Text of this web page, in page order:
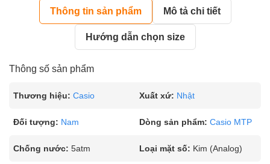
Thông tin sản phẩm Mô tả chi tiết
Hướng dẫn chọn size
Thông số sản phẩm
Thương hiệu: Casio Xuất xứ: Nhật
Đối tượng: Nam Dòng sản phẩm: Casio MTP
Chống nước: 5atm Loại mặt số: Kim (Analog)